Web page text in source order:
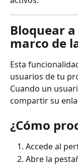
Bloquear
marco de
Esta
usuarios de tu
Cuando un
compartir su
¿Cómo
Accede al
Abre la